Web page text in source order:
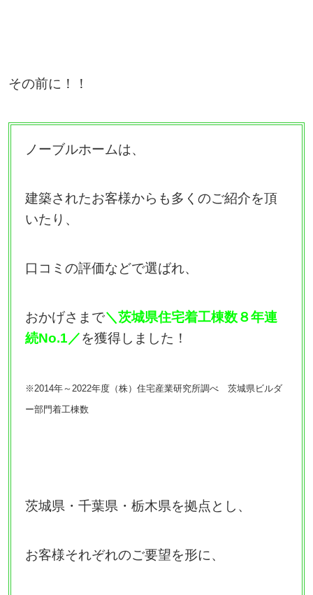
その前に！！
ノーブルホームは、
建築されたお客様からも多くのご紹介を頂
いたり、
口コミの評価などで選ばれ、
おかげさまで＼茨城県住宅着工棟数８年連
続No.1／を獲得しました！
※2014年～2022年度（株）住宅産業研究所調べ 茨城県ビルダ
ー部門着工棟数
茨城県・千葉県・栃木県を拠点とし、
お客様それぞれのご要望を形に、